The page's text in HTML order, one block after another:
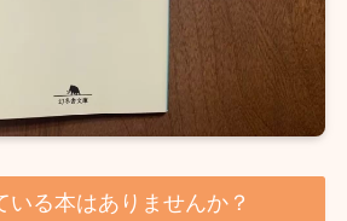
いる本はありませんか？